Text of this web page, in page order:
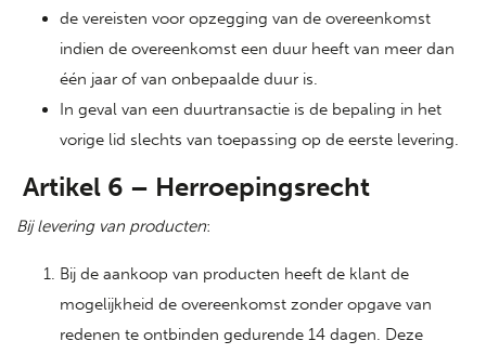
de vereisten voor opzegging van de overeenkomst
indien de overeenkomst een duur heeft van meer dan
één jaar of van onbepaalde duur is.
In geval van een duurtransactie is de bepaling in het
vorige lid slechts van toepassing op de eerste levering.
Artikel 6 – Herroepingsrecht
Bij levering van producten:
Bij de aankoop van producten heeft de klant de
mogelijkheid de overeenkomst zonder opgave van
redenen te ontbinden gedurende 14 dagen. Deze